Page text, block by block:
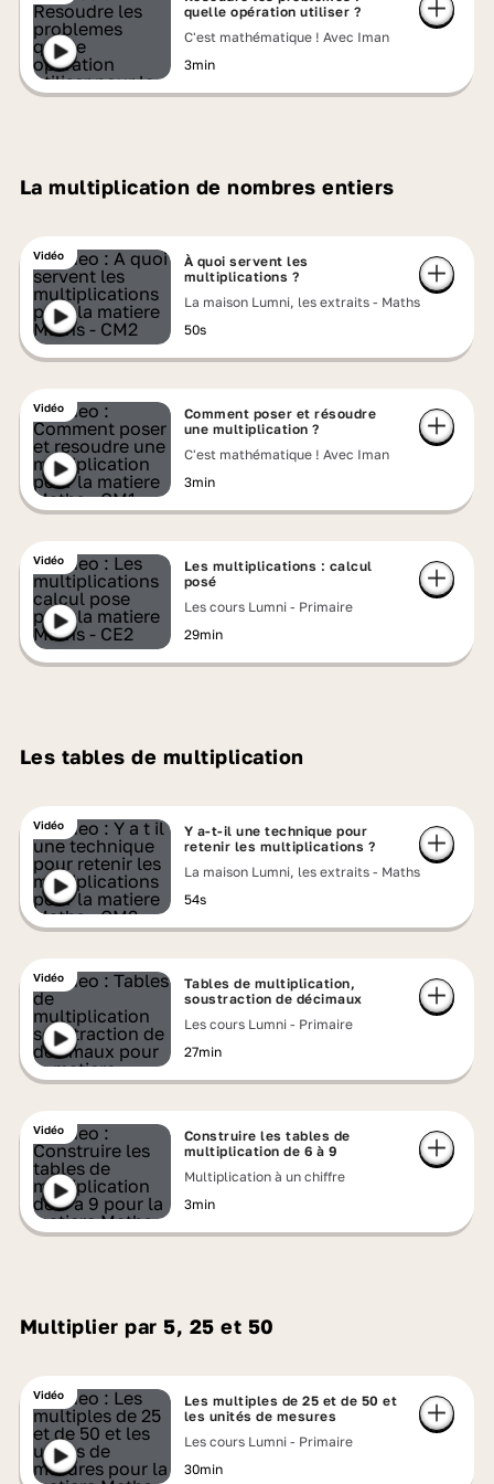
quelle opération utiliser ?
C'est mathématique ! Avec Iman
3min
La multiplication de nombres entiers
Vidéo
À quoi servent les
multiplications ?
La maison Lumni, les extraits - Maths
50s
Vidéo
Comment poser et résoudre
une multiplication ?
C'est mathématique ! Avec Iman
3min
Vidéo
Les multiplications : calcul
posé
Les cours Lumni - Primaire
29min
Les tables de multiplication
Vidéo
Y a-t-il une technique pour
retenir les multiplications ?
La maison Lumni, les extraits - Maths
54s
Vidéo
Tables de multiplication,
soustraction de décimaux
Les cours Lumni - Primaire
27min
Vidéo
Construire les tables de
multiplication de 6 à 9
Multiplication à un chiffre
3min
Multiplier par 5, 25 et 50
Vidéo
Les multiples de 25 et de 50 et
les unités de mesures
Les cours Lumni - Primaire
30min